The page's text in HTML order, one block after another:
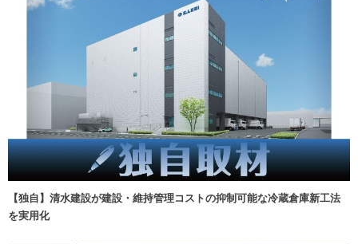
【独自】清水建設が建設・維持管理コストの抑制可能な冷蔵倉庫新工法
を実用化